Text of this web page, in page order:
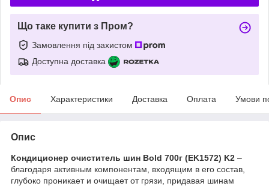
Що таке купити з Пром?
Замовлення під захистом
Доступна доставка
Опис Характеристики Доставка Оплата Умови
Опис
Кондиционер очиститель шин Bold 700г (EK1572) K2 –
благодаря активным компонентам, входящим в его состав,
глубоко проникает и очищает от грязи, придавая шинам